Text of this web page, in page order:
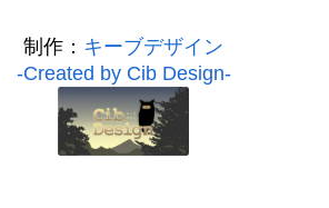
制作： キーブデザイン
-Created by Cib Design-